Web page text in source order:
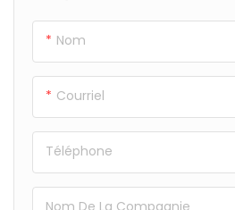
Nom
Courriel
Téléphone
Nom De La Compagnie